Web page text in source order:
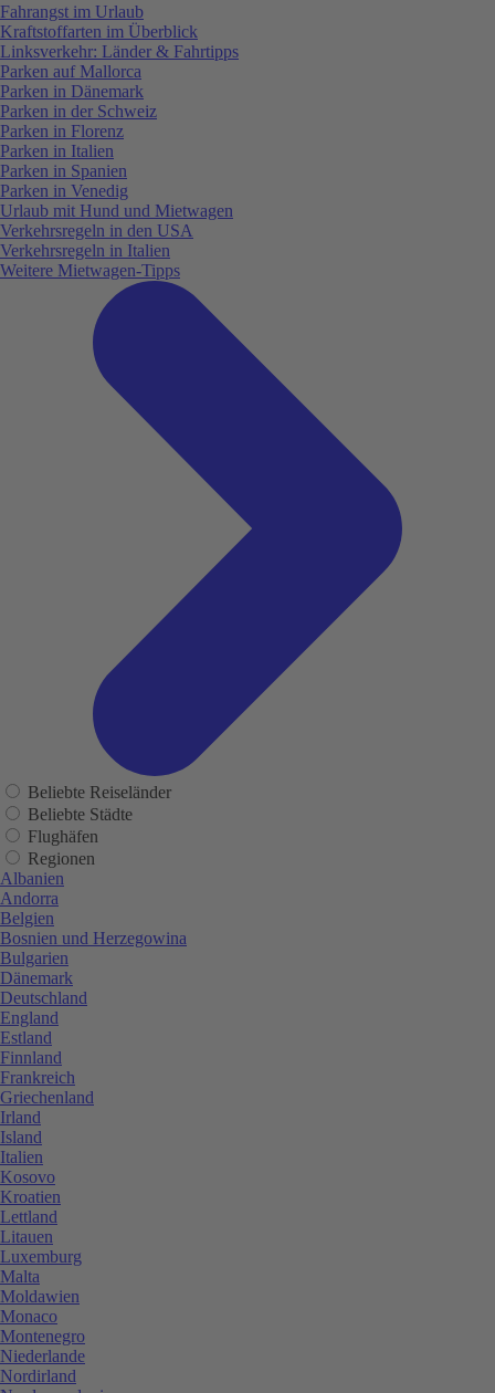
Fahrangst im Urlaub
Kraftstoffarten im Überblick
Linksverkehr: Länder & Fahrtipps
Parken auf Mallorca
Parken in Dänemark
Parken in der Schweiz
Parken in Florenz
Parken in Italien
Parken in Spanien
Parken in Venedig
Urlaub mit Hund und Mietwagen
Verkehrsregeln in den USA
Verkehrsregeln in Italien
Weitere Mietwagen-Tipps
Beliebte Reiseländer
Beliebte Städte
Flughäfen
Regionen
Albanien
Andorra
Belgien
Bosnien und Herzegowina
Bulgarien
Dänemark
Deutschland
England
Estland
Finnland
Frankreich
Griechenland
Irland
Island
Italien
Kosovo
Kroatien
Lettland
Litauen
Luxemburg
Malta
Moldawien
Monaco
Montenegro
Niederlande
Nordirland